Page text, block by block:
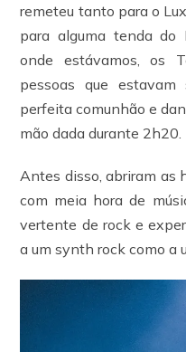
remeteu tanto para o
para alguma tenda do
onde estávamos, os
pessoas que estavam
perfeita comunhão e
mão dada durante 2h20.
Antes disso, abriram as
com meia hora de
vertente de rock e
a um synth rock como a